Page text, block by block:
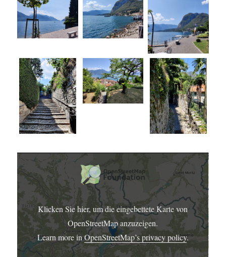
DISPLAY
CONTENT
FROM
OPENSTREETMAP
Klicken Sie hier, um die eingebettete Karte von
OpenStreetMap anzuzeigen.
Learn more inOpenStreetMap’s privacy policy.